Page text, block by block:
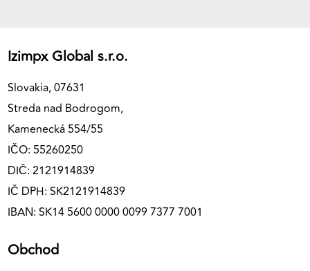
Izimpx Global s.r.o.
Slovakia, 07631
Streda nad Bodrogom,
Kamenecká 554/55
IČO: 55260250
DIČ: 2121914839
IČ DPH: SK2121914839
IBAN: SK14 5600 0000 0099 7377 7001
Obchod